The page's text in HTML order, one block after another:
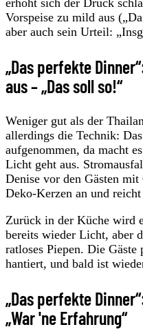
Vorspeise zu mild aus
aber auch sein Urteil:
„Das perfekte
aus – „Das soll so!“
Weniger gut als der
allerdings die Technik:
aufgenommen, da macht
Licht geht aus.
Denise vor den Gästen
Deko-Kerzen an und
Zurück in der Küche wird
bereits wieder Licht, aber
ratloses Piepen. Die
hantiert, und bald ist
„Das perfekte
„War 'ne Erfahrung“